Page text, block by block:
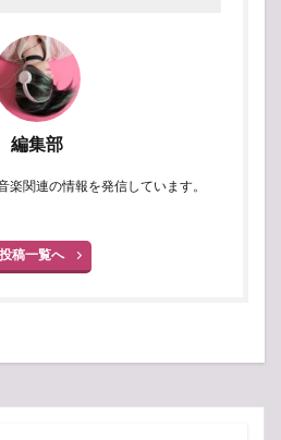
編集部
楽関連の情報を発信しています。
投稿一覧へ